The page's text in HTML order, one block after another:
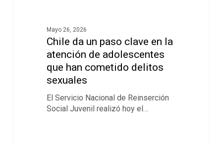
Mayo 26, 2026
Chile da un paso clave en la
atención de adolescentes
que han cometido delitos
sexuales
El Servicio Nacional de Reinserción
Social Juvenil realizó hoy el…